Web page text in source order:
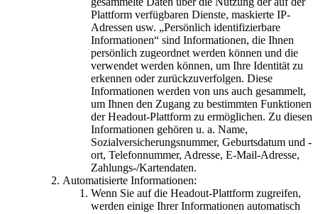
Plattform verfügbaren Dienste, maskierte IP-
Adressen usw. „Persönlich identifizierbare
Informationen“ sind Informationen, die Ihnen
persönlich zugeordnet werden können und die
verwendet werden können, um Ihre Identität zu
erkennen oder zurückzuverfolgen. Diese
Informationen werden von uns auch gesammelt,
um Ihnen den Zugang zu bestimmten Funktionen
der Headout-Plattform zu ermöglichen. Zu diesen
Informationen gehören u. a. Name,
Sozialversicherungsnummer, Geburtsdatum und -
ort, Telefonnummer, Adresse, E-Mail-Adresse,
Zahlungs-/Kartendaten.
Automatisierte Informationen:
Wenn Sie auf die Headout-Plattform zugreifen,
werden einige Ihrer Informationen automatisch